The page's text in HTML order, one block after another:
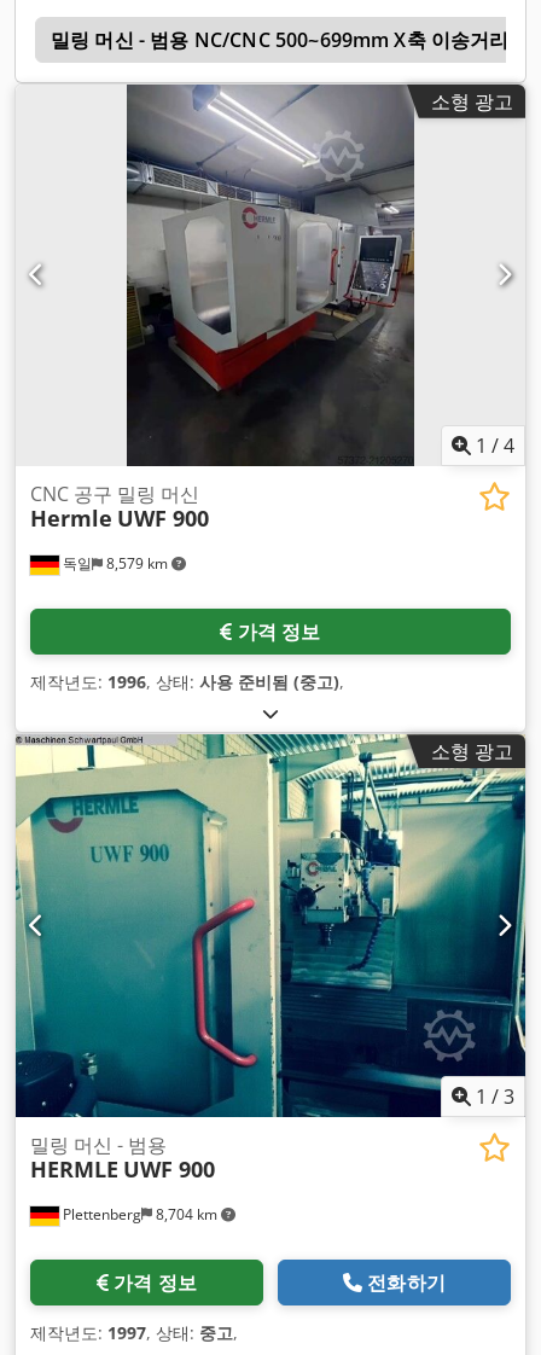
밀링 머신 - 범용 NC/CNC 500~699mm X축 이송거리
소형 광고
1 /4
독일 8,579 km
CNC 공구 밀링 머신
Hermle UWF 900
가격 정보
제작년도: 1996, 상태: 사용 준비됨 (중고),
소형 광고
1 /3
Plettenberg 8,704 km
밀링 머신 - 범용
HERMLE UWF 900
가격 정보 전화하기
제작년도: 1997, 상태: 중고,